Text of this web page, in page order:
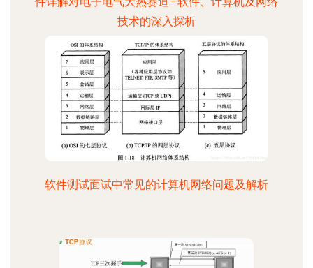
技术的深入探析
软件测试面试中常见的计算机网络问题及解析